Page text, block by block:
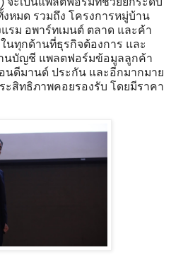
หมด รวมถึง โครงการหมู่บ้าน
รม อพาร์ทเมนต์ ตลาด และค้า
นทุกด้านที่ธุรกิจต้องการ และ
านบัญชี แพลตฟอร์มข้อมูลลูกค้า
นดีมานด์ ประกัน และอีกมากมาย
ะสิทธิภาพคอยรองรับ โดยมีราคา